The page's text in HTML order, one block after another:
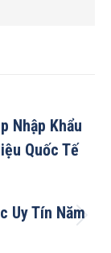
Nhập Khẩu
Quốc Tế
Uy Tín Năm